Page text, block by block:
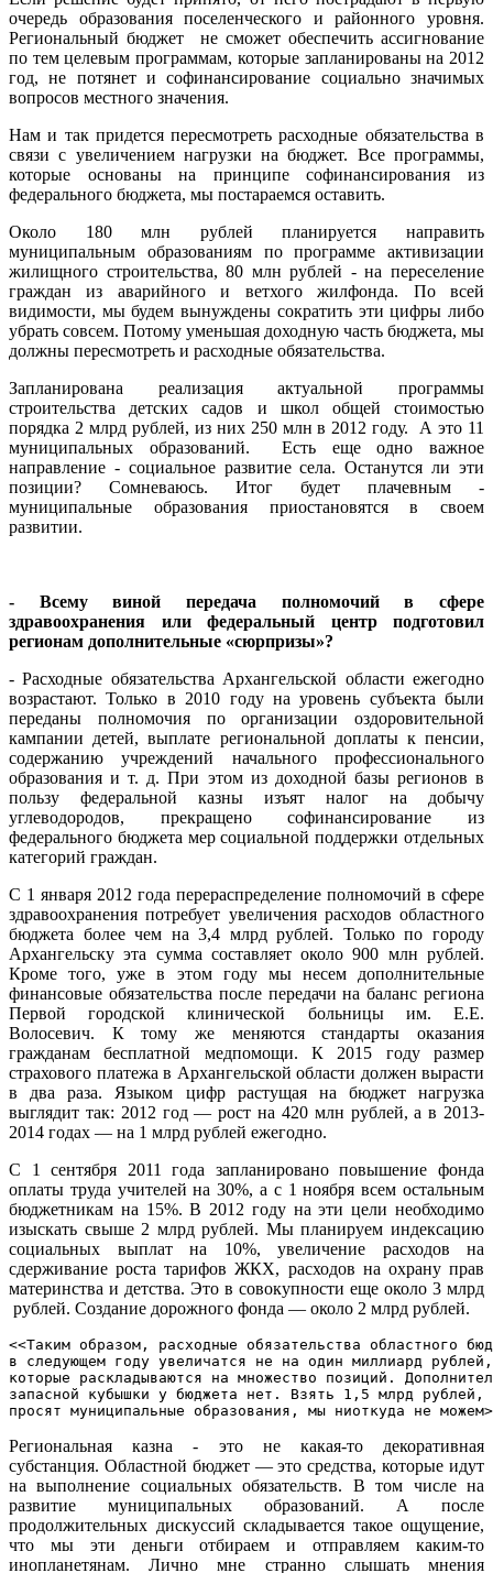
очередь образования поселенческого и районного уровня.
Региональный бюджет не сможет обеспечить ассигнование
по тем целевым программам, которые запланированы на 2012
год, не потянет и софинансирование социально значимых
вопросов местного значения.
Нам и так придется пересмотреть расходные обязательства в
связи с увеличением нагрузки на бюджет. Все программы,
которые основаны на принципе софинансирования из
федерального бюджета, мы постараемся оставить.
Около 180 млн рублей планируется направить
муниципальным образованиям по программе активизации
жилищного строительства, 80 млн рублей - на переселение
граждан из аварийного и ветхого жилфонда. По всей
видимости, мы будем вынуждены сократить эти цифры либо
убрать совсем. Потому уменьшая доходную часть бюджета, мы
должны пересмотреть и расходные обязательства.
Запланирована реализация актуальной программы
строительства детских садов и школ общей стоимостью
порядка 2 млрд рублей, из них 250 млн в 2012 году. А это 11
муниципальных образований. Есть еще одно важное
направление - социальное развитие села. Останутся ли эти
позиции? Сомневаюсь. Итог будет плачевным -
муниципальные образования приостановятся в своем
развитии.
- Всему виной передача полномочий в сфере
здравоохранения или федеральный центр подготовил
регионам дополнительные «сюрпризы»?
- Расходные обязательства Архангельской области ежегодно
возрастают. Только в 2010 году на уровень субъекта были
переданы полномочия по организации оздоровительной
кампании детей, выплате региональной доплаты к пенсии,
содержанию учреждений начального профессионального
образования и т. д. При этом из доходной базы регионов в
пользу федеральной казны изъят налог на добычу
углеводородов, прекращено софинансирование из
федерального бюджета мер социальной поддержки отдельных
категорий граждан.
С 1 января 2012 года перераспределение полномочий в сфере
здравоохранения потребует увеличения расходов областного
бюджета более чем на 3,4 млрд рублей. Только по городу
Архангельску эта сумма составляет около 900 млн рублей.
Кроме того, уже в этом году мы несем дополнительные
финансовые обязательства после передачи на баланс региона
Первой городской клинической больницы им. Е.Е.
Волосевич. К тому же меняются стандарты оказания
гражданам бесплатной медпомощи. К 2015 году размер
страхового платежа в Архангельской области должен вырасти
в два раза. Языком цифр растущая на бюджет нагрузка
выглядит так: 2012 год — рост на 420 млн рублей, а в 2013-
2014 годах — на 1 млрд рублей ежегодно.
С 1 сентября 2011 года запланировано повышение фонда
оплаты труда учителей на 30%, а с 1 ноября всем остальным
бюджетникам на 15%. В 2012 году на эти цели необходимо
изыскать свыше 2 млрд рублей. Мы планируем индексацию
социальных выплат на 10%, увеличение расходов на
сдерживание роста тарифов ЖКХ, расходов на охрану прав
материнства и детства. Это в совокупности еще около 3 млрд
рублей. Создание дорожного фонда — около 2 млрд рублей.
<<Таким образом, расходные обязательства областного
в следующем году увеличатся не на один миллиард
которые раскладываются на множество позиций.
запасной кубышки у бюджета нет. Взять 1,5 млрд
просят муниципальные образования, мы ниоткуда не
Региональная казна - это не какая-то декоративная
субстанция. Областной бюджет — это средства, которые идут
на выполнение социальных обязательств. В том числе на
развитие муниципальных образований. А после
продолжительных дискуссий складывается такое ощущение,
что мы эти деньги отбираем и отправляем каким-то
инопланетянам. Лично мне странно слышать мнения